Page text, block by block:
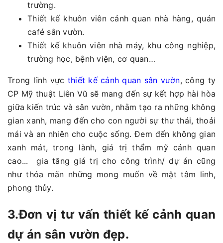
trường.
Thiết kế khuôn viên cảnh quan nhà hàng, quán
café sân vườn.
Thiết kế khuôn viên nhà máy, khu công nghiệp,
trường học, bệnh viện, cơ quan…
Trong lĩnh vực thiết kế cảnh quan sân vườn, công ty
CP Mỹ thuật Liên Vũ sẽ mang đến sự kết hợp hài hòa
giữa kiến trúc và sân vườn, nhằm tạo ra những không
gian xanh, mang đến cho con người sự thư thái, thoải
mái và an nhiên cho cuộc sống. Đem đến không gian
xanh mát, trong lành, giá trị thẩm mỹ cảnh quan
cao... gia tăng giá trị cho công trình/ dự án cũng
như thỏa mãn những mong muốn về mặt tâm linh,
phong thủy.
3.Đơn vị tư vấn thiết kế cảnh quan
dự án sân vườn đẹp.